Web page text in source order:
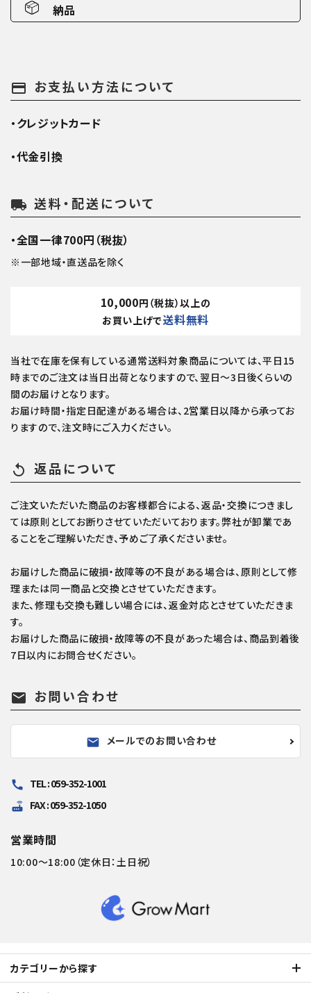
納品
payment お支払い方法について
・クレジットカード
・代金引換
local_shipping 送料・配送について
・全国一律700円（税抜）
※一部地域・直送品を除く
10,000円（税抜）以上の
お買い上げで送料無料
当社で在庫を保有している通常送料対象商品については、平日15
時までのご注文は当日出荷となりますので、翌日～3日後くらいの
間のお届けとなります。
お届け時間・指定日配達がある場合は、2営業日以降から承ってお
りますので、注文時にご入力ください。
replay 返品について
ご注文いただいた商品のお客様都合による、返品・交換につきまし
ては原則としてお断りさせていただいております。弊社が卸業であ
ることをご理解いただき、予めご了承くださいませ。
お届けした商品に破損・故障等の不良がある場合は、原則として修
理または同一商品と交換とさせていただきます。
また、修理も交換も難しい場合には、返金対応とさせていただきま
す。
お届けした商品に破損・故障等の不良があった場合は、商品到着後
7日以内にお問合せください。
mail お問い合わせ
mail メールでのお問い合わせ
call TEL : 059-352-1001
router FAX : 059-352-1050
営業時間
10:00～18:00（定休日：土日祝）
カテゴリーから探す